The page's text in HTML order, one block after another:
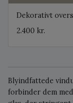
Dekorativt
2.400 kr.
Blyindfattede
forbinder dem